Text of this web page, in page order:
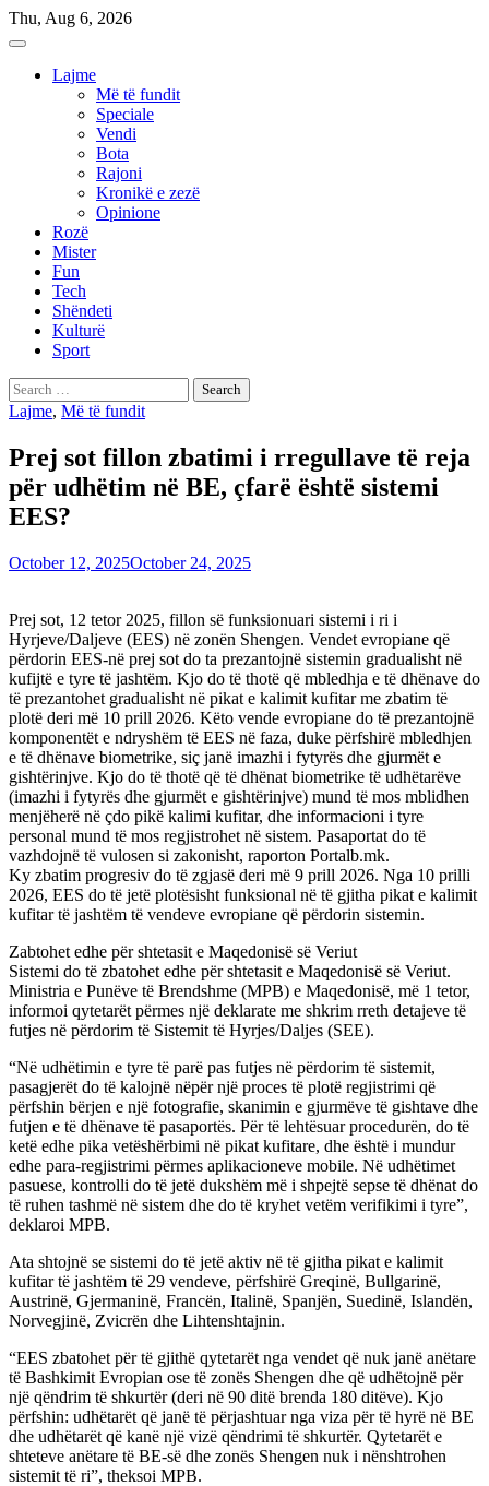
Skip
to
Thu, Aug 6, 2026
Lajme
Më të fundit
Speciale
Vendi
Bota
Rajoni
Kronikë e zezë
Opinione
Rozë
Mister
Fun
Tech
Shëndeti
Kulturë
Sport
Search
for:
Lajme, Më të fundit
Prej sot fillon zbatimi i rregullave të reja
për udhëtim në BE, çfarë është sistemi
EES?
October 12, 2025October 24, 2025
Prej sot, 12 tetor 2025, fillon së funksionuari sistemi i ri i
Hyrjeve/Daljeve (EES) në zonën Shengen. Vendet evropiane që
përdorin EES-në prej sot do ta prezantojnë sistemin gradualisht në
kufijtë e tyre të jashtëm. Kjo do të thotë që mbledhja e të dhënave do
të prezantohet gradualisht në pikat e kalimit kufitar me zbatim të
plotë deri më 10 prill 2026. Këto vende evropiane do të prezantojnë
komponentët e ndryshëm të EES në faza, duke përfshirë mbledhjen
e të dhënave biometrike, siç janë imazhi i fytyrës dhe gjurmët e
gishtërinjve. Kjo do të thotë që të dhënat biometrike të udhëtarëve
(imazhi i fytyrës dhe gjurmët e gishtërinjve) mund të mos mblidhen
menjëherë në çdo pikë kalimi kufitar, dhe informacioni i tyre
personal mund të mos regjistrohet në sistem. Pasaportat do të
vazhdojnë të vulosen si zakonisht, raporton Portalb.mk.
Ky zbatim progresiv do të zgjasë deri më 9 prill 2026. Nga 10 prilli
2026, EES do të jetë plotësisht funksional në të gjitha pikat e kalimit
kufitar të jashtëm të vendeve evropiane që përdorin sistemin.
Zabtohet edhe për shtetasit e Maqedonisë së Veriut
Sistemi do të zbatohet edhe për shtetasit e Maqedonisë së Veriut.
Ministria e Punëve të Brendshme (MPB) e Maqedonisë, më 1 tetor,
informoi qytetarët përmes një deklarate me shkrim rreth detajeve të
futjes në përdorim të Sistemit të Hyrjes/Daljes (SEE).
“Në udhëtimin e tyre të parë pas futjes në përdorim të sistemit,
pasagjerët do të kalojnë nëpër një proces të plotë regjistrimi që
përfshin bërjen e një fotografie, skanimin e gjurmëve të gishtave dhe
futjen e të dhënave të pasaportës. Për të lehtësuar procedurën, do të
ketë edhe pika vetëshërbimi në pikat kufitare, dhe është i mundur
edhe para-regjistrimi përmes aplikacioneve mobile. Në udhëtimet
pasuese, kontrolli do të jetë dukshëm më i shpejtë sepse të dhënat do
të ruhen tashmë në sistem dhe do të kryhet vetëm verifikimi i tyre”,
deklaroi MPB.
Ata shtojnë se sistemi do të jetë aktiv në të gjitha pikat e kalimit
kufitar të jashtëm të 29 vendeve, përfshirë Greqinë, Bullgarinë,
Austrinë, Gjermaninë, Francën, Italinë, Spanjën, Suedinë, Islandën,
Norvegjinë, Zvicrën dhe Lihtenshtajnin.
“EES zbatohet për të gjithë qytetarët nga vendet që nuk janë anëtare
të Bashkimit Evropian ose të zonës Shengen dhe që udhëtojnë për
një qëndrim të shkurtër (deri në 90 ditë brenda 180 ditëve). Kjo
përfshin: udhëtarët që janë të përjashtuar nga viza për të hyrë në BE
dhe udhëtarët që kanë një vizë qëndrimi të shkurtër. Qytetarët e
shteteve anëtare të BE-së dhe zonës Shengen nuk i nënshtrohen
sistemit të ri”, theksoi MPB.